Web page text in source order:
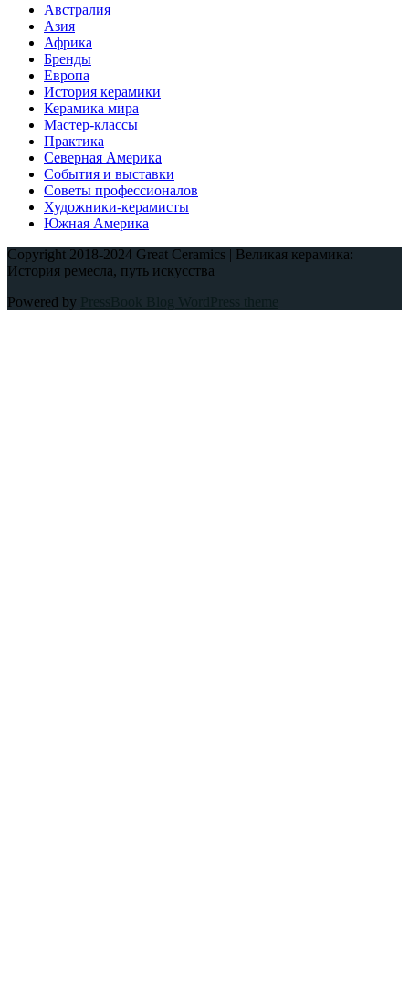
Австралия
Азия
Африка
Бренды
Европа
История керамики
Керамика мира
Мастер-классы
Практика
Северная Америка
События и выставки
Советы профессионалов
Художники-керамисты
Южная Америка
Copyright 2018-2024 Great Ceramics | Великая керамика:
История ремесла, путь искусства
Powered by